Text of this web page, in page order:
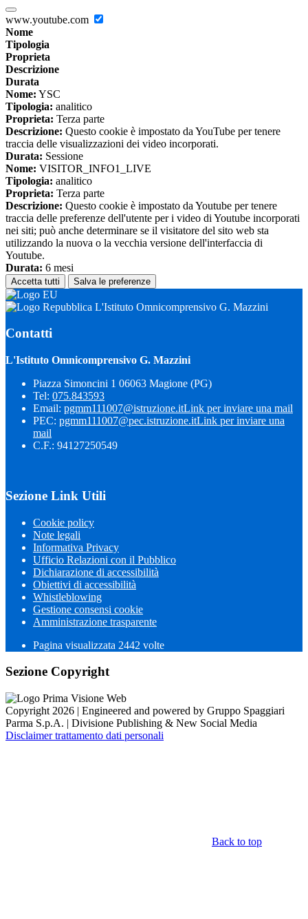
www.youtube.com
Nome
Tipologia
Proprieta
Descrizione
Durata
Nome: YSC
Tipologia: analitico
Proprieta: Terza parte
Descrizione: Questo cookie è impostato da YouTube per tenere
traccia delle visualizzazioni dei video incorporati.
Durata: Sessione
Nome: VISITOR_INFO1_LIVE
Tipologia: analitico
Proprieta: Terza parte
Descrizione: Questo cookie è impostato da Youtube per tenere
traccia delle preferenze dell'utente per i video di Youtube incorporati
nei siti; può anche determinare se il visitatore del sito web sta
utilizzando la nuova o la vecchia versione dell'interfaccia di
Youtube.
Durata: 6 mesi
Accetta tutti Salva le preferenze
L'Istituto Omnicomprensivo G. Mazzini
Contatti
L'Istituto Omnicomprensivo G. Mazzini
Piazza Simoncini 1 06063 Magione (PG)
Tel: 075.843593
Email: pgmm111007@istruzione.itLink per inviare una mail
PEC: pgmm111007@pec.istruzione.itLink per inviare una
mail
C.F.: 94127250549
Sezione Link Utili
Cookie policy
Note legali
Informativa Privacy
Ufficio Relazioni con il Pubblico
Dichiarazione di accessibilità
Obiettivi di accessibilità
Whistleblowing
Gestione consensi cookie
Amministrazione trasparente
Pagina visualizzata 2442 volte
Sezione Copyright
Copyright 2026 | Engineered and powered by Gruppo Spaggiari
Parma S.p.A. | Divisione Publishing & New Social Media
Disclaimer trattamento dati personali
Back to top